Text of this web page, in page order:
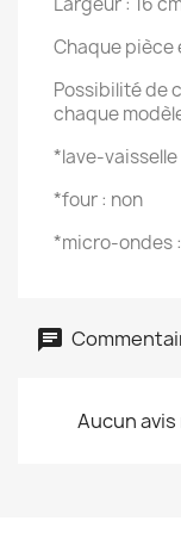
Chaque pièce
Possibilité de
chaque
*lave-vaisselle
*four : non
*micro-ondes
Aucun